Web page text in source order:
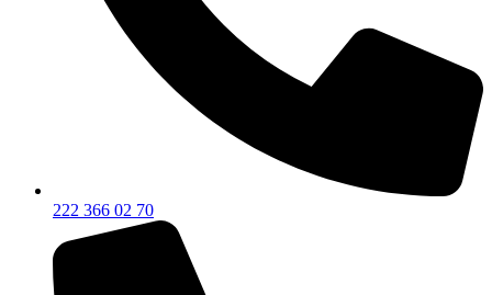
222 366 02 70